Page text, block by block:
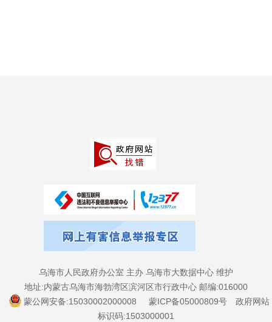
乌海市人民政府办公室 主办 乌海市大数据中心 维护
地址:内蒙古乌海市海勃湾区滨河区市行政中心 邮编:016000
蒙公网安备:15030002000008
蒙ICP备05000809号
政府网站
标识码:1503000001